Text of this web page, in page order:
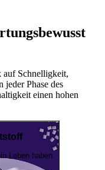
Schnelligkeit,
Phase des
einen hohen
Leben haben.